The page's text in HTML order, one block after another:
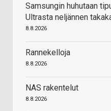
Samsungin huhutaan
Ultrasta neljännen
8.8.2026
Rannekelloja
8.8.2026
NAS rakentelut
8.8.2026